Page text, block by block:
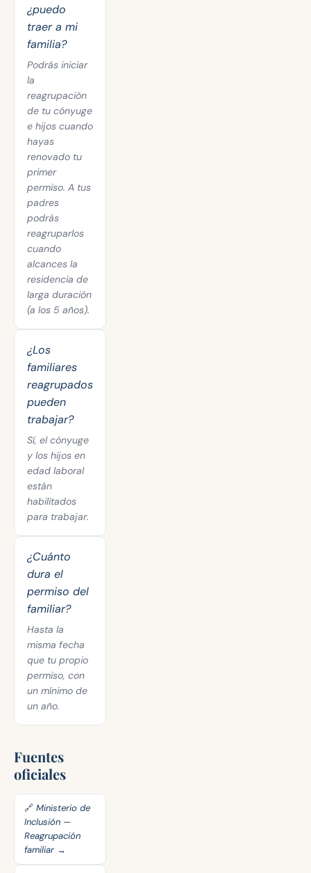
¿puedo
traer a mi
familia?
Podrás iniciar
la
reagrupación
de tu cónyuge
e hijos cuando
hayas
renovado tu
primer
permiso. A tus
padres
podrás
reagruparlos
cuando
alcances la
residencia de
larga duración
(a los 5 años).
¿Los
familiares
reagrupados
pueden
trabajar?
Sí, el cónyuge
y los hijos en
edad laboral
están
habilitados
para trabajar.
¿Cuánto
dura el
permiso del
familiar?
Hasta la
misma fecha
que tu propio
permiso, con
un mínimo de
un año.
Fuentes
oficiales
🔗 Ministerio de
Inclusión —
Reagrupación
familiar →